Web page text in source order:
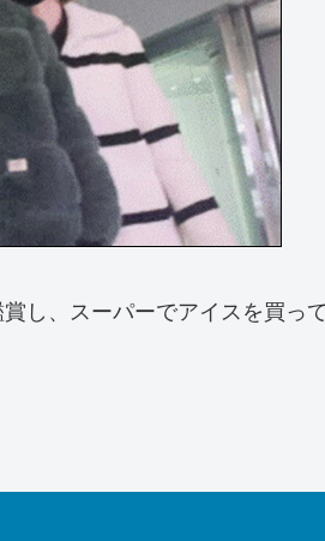
し、スーパーでアイスを買っ